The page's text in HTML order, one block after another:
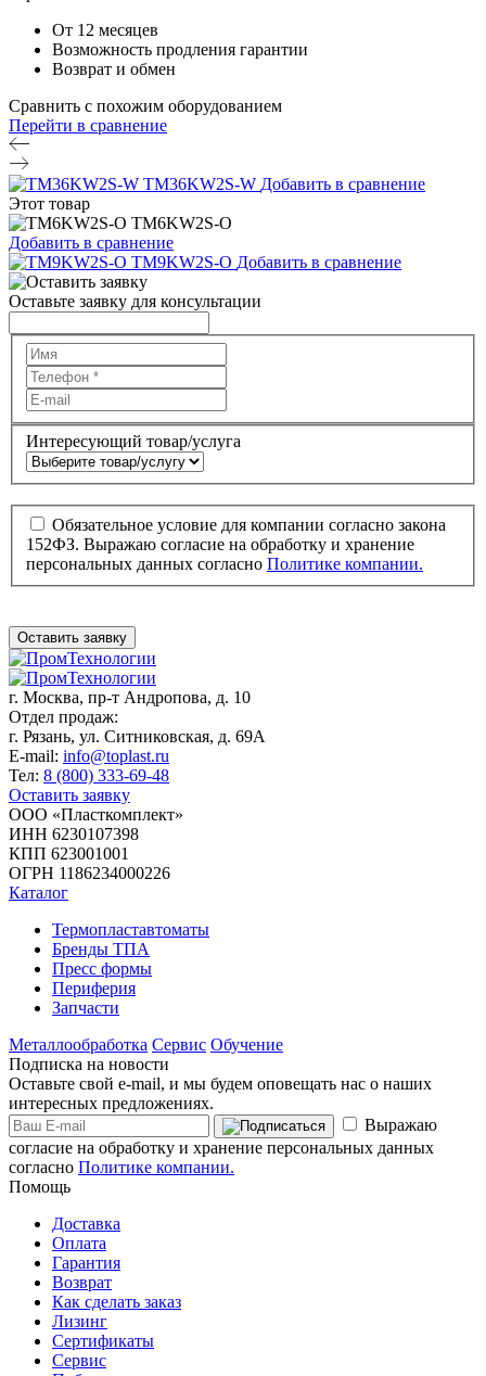
От 12 месяцев
Возможность продления гарантии
Возврат и обмен
Сравнить с похожим оборудованием
Перейти в сравнение
TM36KW2S-W Добавить в сравнение
Этот товар
TM6KW2S-O
Добавить в сравнение
TM9KW2S-O Добавить в сравнение
Оставьте заявку для консультации
Интересующий товар/услуга
Обязательное условие для компании согласно закона
152ФЗ. Выражаю согласие на обработку и хранение
персональных данных согласно Политике компании.
Оставить заявку
г. Москва, пр-т Андропова, д. 10
Отдел продаж:
г. Рязань, ул. Ситниковская, д. 69А
E-mail: info@toplast.ru
Тел: 8 (800) 333-69-48
Оставить заявку
ООО «Пласткомплект»
ИНН 6230107398
КПП 623001001
ОГРН 1186234000226
Каталог
Термопластавтоматы
Бренды ТПА
Пресс формы
Периферия
Запчасти
Металлообработка Сервис Обучение
Подписка на новости
Оставьте свой e-mail, и мы будем оповещать нас о наших
интересных предложениях.
Выражаю
согласие на обработку и хранение персональных данных
согласно Политике компании.
Помощь
Доставка
Оплата
Гарантия
Возврат
Как сделать заказ
Лизинг
Сертификаты
Сервис